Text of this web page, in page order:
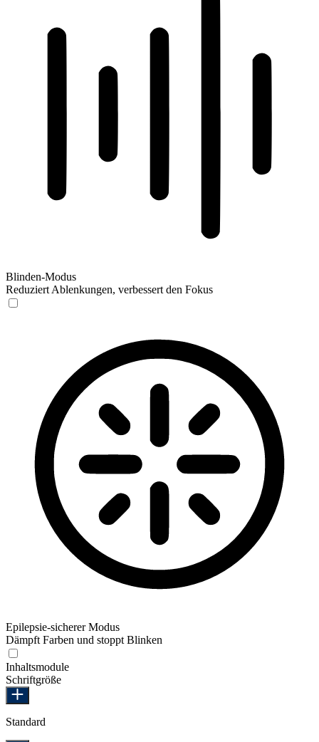
Blinden-Modus
Reduziert Ablenkungen, verbessert den Fokus
Epilepsie-sicherer Modus
Dämpft Farben und stoppt Blinken
Inhaltsmodule
Schriftgröße
Standard